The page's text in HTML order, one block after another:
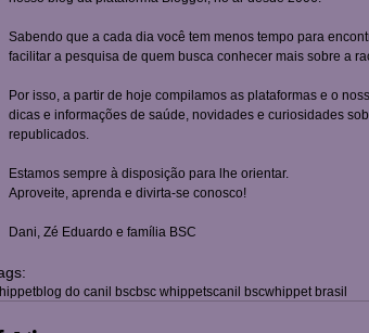
Sabendo que a cada dia você tem menos tempo para
facilitar a pesquisa de quem busca conhecer mais sobre a
Por isso, a partir de hoje compilamos as plataformas e o
dicas e informações de saúde, novidades e curiosidades
republicados.
Estamos sempre à disposição para lhe orientar.
Aproveite, aprenda e divirta-se conosco!
Dani, Zé Eduardo e família BSC
blog do canil bscbsc whippetscanil bscwhippet brasil